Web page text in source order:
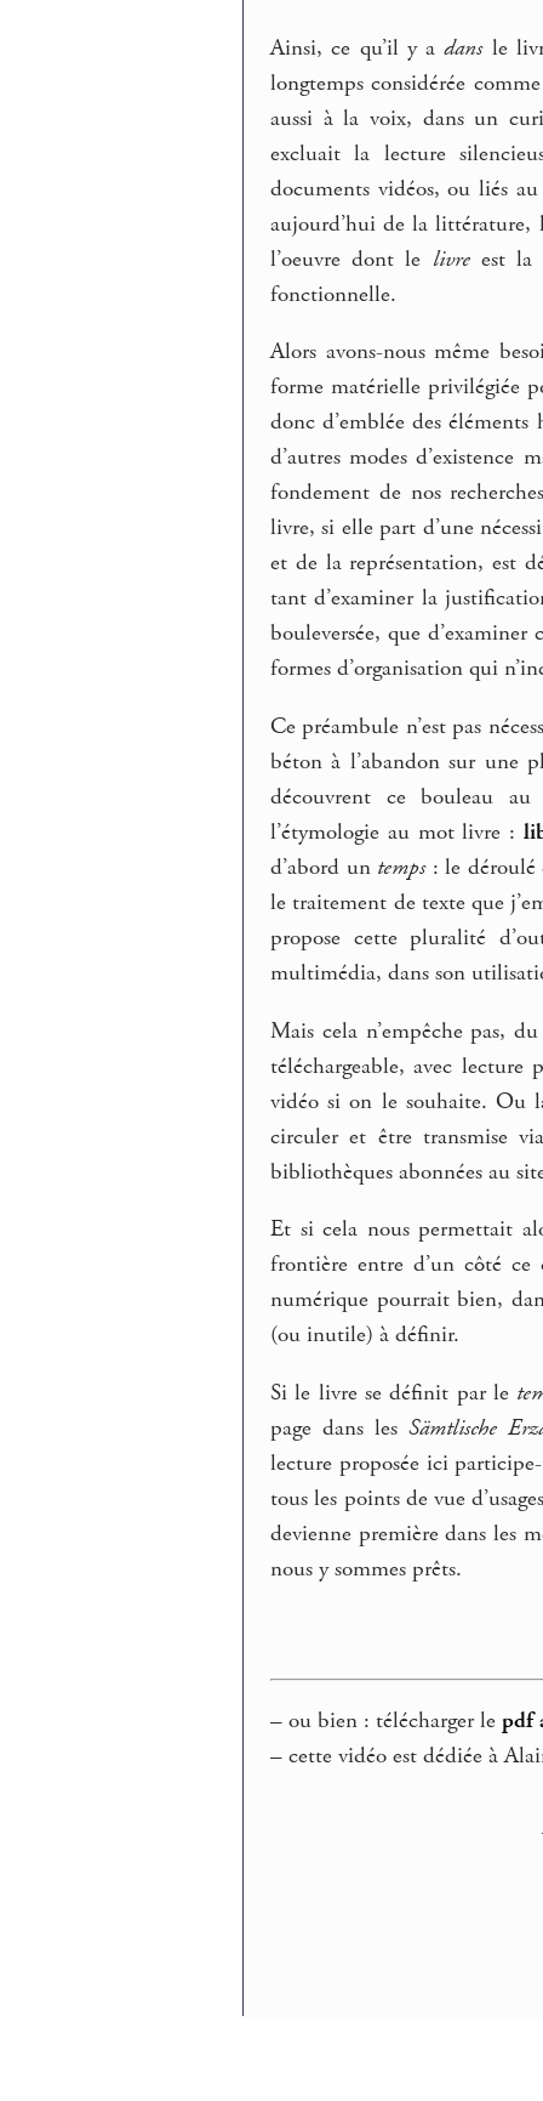
Ainsi, ce qu’il y adansle
longtemps considérée
aussi à la voix, dans un
excluait la lecture
documents vidéos, ou liés
aujourd’hui de la littérature,
l’oeuvre dont le livreest la
fonctionnelle.
Alors avons-nous même
forme matérielle privilégiée
donc d’emblée des éléments
d’autres modes d’existence
fondement de nos
livre, si elle part d’une
et de la représentation, est
tant d’examiner la
bouleversée, que
formes d’organisation qui
Ce préambule n’est pas
béton à l’abandon sur une
découvrent ce bouleau
l’étymologie au mot livre :
d’abord un temps: le déroulé
le traitement de texte que
propose cette pluralité
multimédia, dans son
Mais cela n’empêche pas,
téléchargeable, avec
vidéo si on le souhaite. Ou
circuler et être transmise
bibliothèques abonnées au
Et si cela nous permettait
frontière entre d’un côté ce
numérique pourrait bien,
(ou inutile) à définir.
Si le livre se définit par le
page dans les Sämtlische
lecture proposée ici
tous les points de vue
devienne première dans les
nous y sommes prêts.
– ou bien : télécharger lepdf
– cette vidéo est dédiée à